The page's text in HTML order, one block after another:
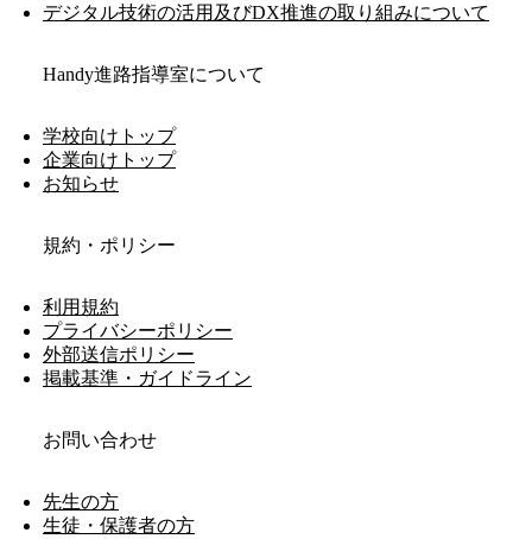
デジタル技術の活用及びDX推進の取り組みについて
Handy進路指導室について
学校向けトップ
企業向けトップ
お知らせ
規約・ポリシー
利用規約
プライバシーポリシー
外部送信ポリシー
掲載基準・ガイドライン
お問い合わせ
先生の方
生徒・保護者の方